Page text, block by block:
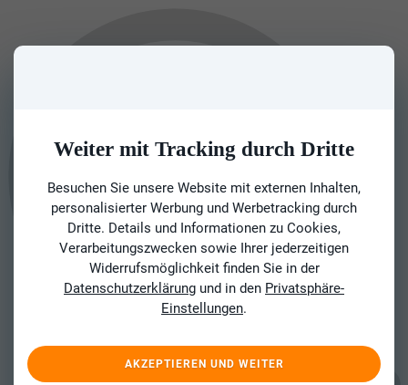
Weiter mit Tracking durch Dritte
Besuchen Sie unsere Website mit externen Inhalten,
personalisierter Werbung und Werbetracking durch
Dritte. Details und Informationen zu Cookies,
Verarbeitungszwecken sowie Ihrer jederzeitigen
Widerrufsmöglichkeit finden Sie in der
Datenschutzerklärung und in den Privatsphäre-
Einstellungen.
AKZEPTIEREN UND WEITER